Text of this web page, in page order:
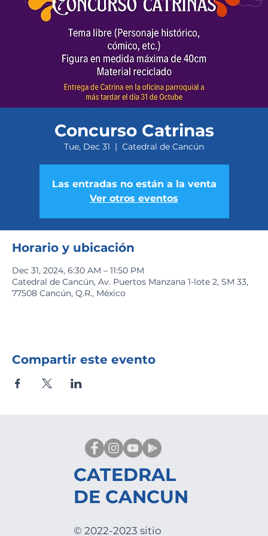
Concurso Catrinas
Tue, Dec 31
  |
Catedral de Cancún
Las entradas no están a la venta
Ver otros eventos
Horario y ubicación
Dec 31, 2024, 6:30 AM – 11:50 PM
Catedral de Cancún, Av. Puertos Manzana 1-lote 2, SM 33,
77508 Cancún, Q.R., México
Compartir este evento
CATEDRAL
DE CANCUN
© 2022-2023 sitio